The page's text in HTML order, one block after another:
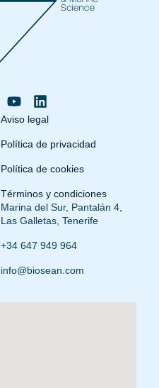
Aviso legal
Política de privacidad
Política de cookies
Términos y condiciones
Marina del Sur, Pantalán 4,
Las Galletas, Tenerife
+34 647 949 964
info@biosean.com